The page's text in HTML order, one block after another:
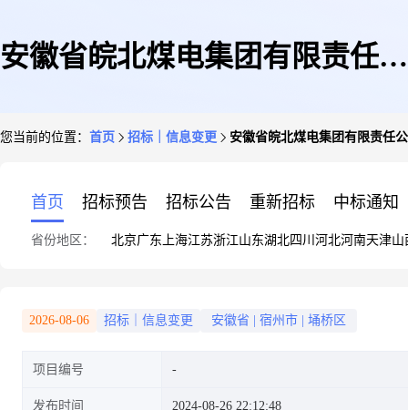
安徽省皖北煤电集团有限责任公
目招标文件变更公告
您当前的位置： 首页 招标｜信息变更 安徽省皖北煤电集团有限责任
首页 招标预告 招标公告 重新招标 中标通知
省份地区： 北京广东 上海江苏浙江山东湖北四川 河北河南天津山
2026-08-06 招标｜信息变更 安徽省 宿州市 埇桥区
项目编号
发布时间 2024-08-26 22:12:48